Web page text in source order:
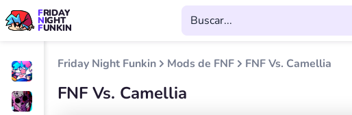
FRIDAY
NIGHT
FUNKIN
Friday Night Funkin Mods de FNF FNF Vs. Camellia
FNF Vs. Camellia